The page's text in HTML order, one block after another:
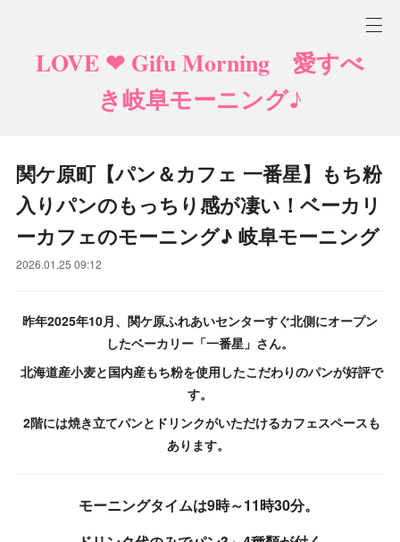
LOVE ❤ Gifu Morning 愛すべ
き岐阜モーニング♪
関ケ原町【パン＆カフェ 一番星】もち粉
入りパンのもっちり感が凄い！ベーカリ
ーカフェのモーニング♪ 岐阜モーニング
2026.01.25 09:12
昨年2025年10月、関ケ原ふれあいセンターすぐ北側にオープン
したベーカリー「一番星」さん。
北海道産小麦と国内産もち粉を使用したこだわりのパンが好評で
す。
2階には焼き立てパンとドリンクがいただけるカフェスペースも
あります。
モーニングタイムは9時～11時30分。